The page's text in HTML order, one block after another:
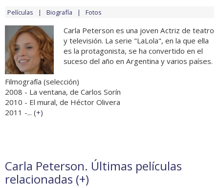
Películas Biografía Fotos
Carla Peterson es una joven Actriz de teatro
y televisión. La serie "LaLola", en la que ella
es la protagonista, se ha convertido en el
suceso del año en Argentina y varios países.
Filmografía (selección)
2008 - La ventana, de Carlos Sorín
2010 - El mural, de Héctor Olivera
2011 -... (+)
Carla Peterson. Últimas películas
relacionadas (+)